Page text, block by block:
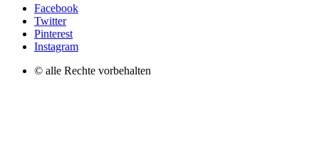
Facebook
Twitter
Pinterest
Instagram
© alle Rechte vorbehalten